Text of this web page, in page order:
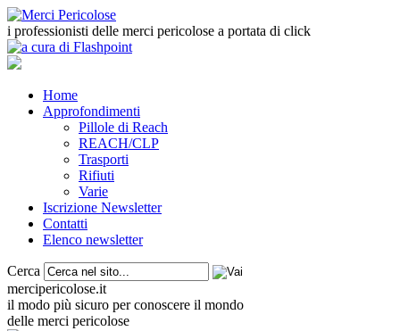
i professionisti delle merci pericolose a portata di click
Home
Approfondimenti
Pillole di Reach
REACH/CLP
Trasporti
Rifiuti
Varie
Iscrizione Newsletter
Contatti
Elenco newsletter
Cerca
mercipericolose.it
il modo più sicuro per conoscere il mondo
delle merci pericolose